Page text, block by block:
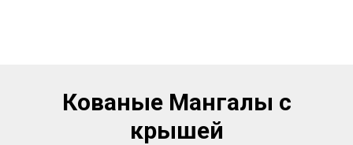
Кованые Мангалы с
крышей